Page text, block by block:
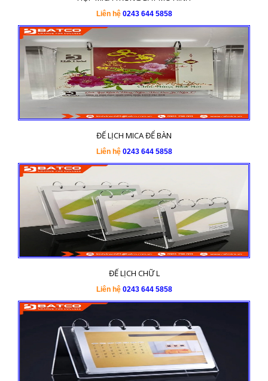
Liên hệ 0243 644 5858
ĐẾ LỊCH MICA ĐỂ BÀN
Liên hệ 0243 644 5858
ĐẾ LỊCH CHỮ L
Liên hệ 0243 644 5858